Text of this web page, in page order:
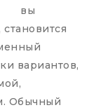
вы
вариантов,
Обычный